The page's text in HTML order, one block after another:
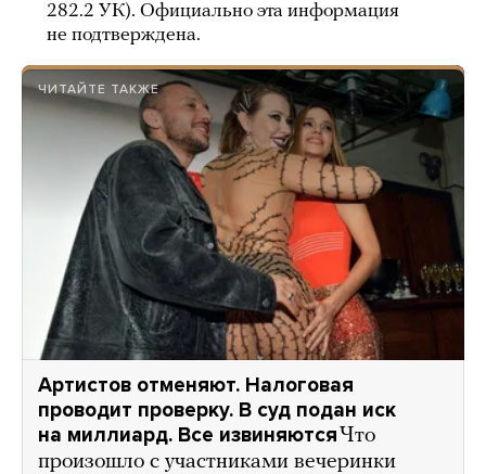
282.2 УК). Официально эта информация
не подтверждена.
ЧИТАЙТЕ ТАКЖЕ
Артистов отменяют. Налоговая
проводит проверку. В суд подан иск
на миллиард. Все извиняются Что
произошло с участниками вечеринки